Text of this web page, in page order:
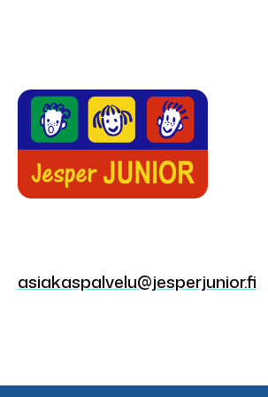
asiakaspalvelu@jesperjunior.fi